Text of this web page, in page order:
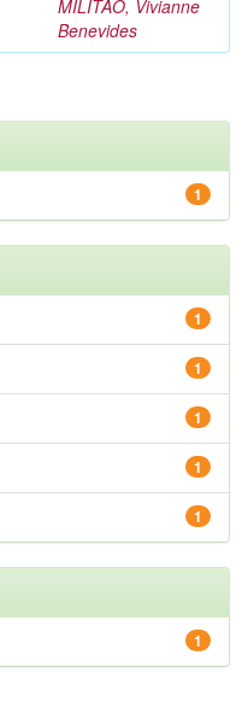
MILITÃO, Vivianne
Benevides
1
1
1
1
1
1
1